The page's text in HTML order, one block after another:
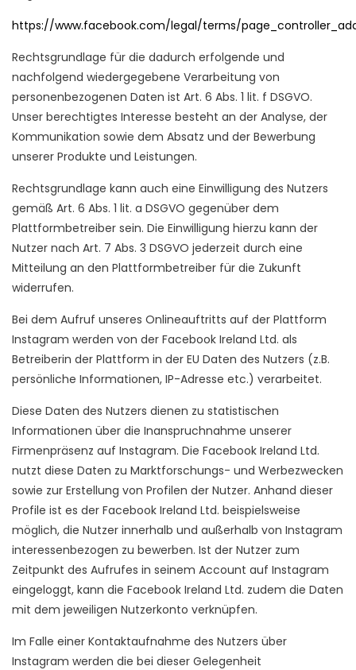
https://www.facebook.com/legal/terms/
Rechtsgrundlage für die dadurch erfolgende und
nachfolgend wiedergegebene Verarbeitung von
personenbezogenen Daten ist Art. 6 Abs. 1 lit. f DSGVO.
Unser berechtigtes Interesse besteht an der Analyse, der
Kommunikation sowie dem Absatz und der Bewerbung
unserer Produkte und Leistungen.
Rechtsgrundlage kann auch eine Einwilligung des Nutzers
gemäß Art. 6 Abs. 1 lit. a DSGVO gegenüber dem
Plattformbetreiber sein. Die Einwilligung hierzu kann der
Nutzer nach Art. 7 Abs. 3 DSGVO jederzeit durch eine
Mitteilung an den Plattformbetreiber für die Zukunft
widerrufen.
Bei dem Aufruf unseres Onlineauftritts auf der Plattform
Instagram werden von der Facebook Ireland Ltd. als
Betreiberin der Plattform in der EU Daten des Nutzers (z.B.
persönliche Informationen, IP-Adresse etc.) verarbeitet.
Diese Daten des Nutzers dienen zu statistischen
Informationen über die Inanspruchnahme unserer
Firmenpräsenz auf Instagram. Die Facebook Ireland Ltd.
nutzt diese Daten zu Marktforschungs- und Werbezwecken
sowie zur Erstellung von Profilen der Nutzer. Anhand dieser
Profile ist es der Facebook Ireland Ltd. beispielsweise
möglich, die Nutzer innerhalb und außerhalb von Instagram
interessenbezogen zu bewerben. Ist der Nutzer zum
Zeitpunkt des Aufrufes in seinem Account auf Instagram
eingeloggt, kann die Facebook Ireland Ltd. zudem die Daten
mit dem jeweiligen Nutzerkonto verknüpfen.
Im Falle einer Kontaktaufnahme des Nutzers über
Instagram werden die bei dieser Gelegenheit